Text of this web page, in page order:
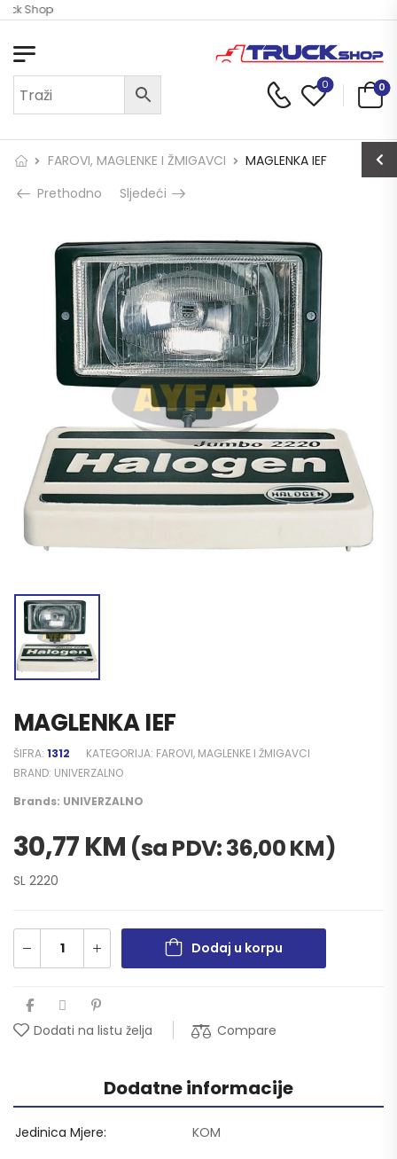
Shop
0 0
FAROVI, MAGLENKE I ŽMIGAVCI
MAGLENKA IEF
Prethodno
Sljedeći
MAGLENKA IEF
ŠIFRA: 1312 KATEGORIJA: FAROVI, MAGLENKE I ŽMIGAVCI
BRAND: UNIVERZALNO
Brands: UNIVERZALNO
30,77KM (sa PDV:36,00KM)
SL 2220
Dodaj u korpu
Dodati na listu želja Compare
Dodatne informacije
Jedinica Mjere KOM